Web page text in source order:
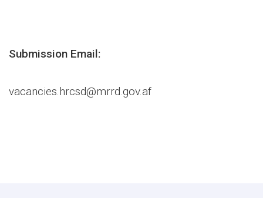
Submission Email:
vacancies.hrcsd@mrrd.gov.af